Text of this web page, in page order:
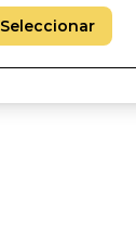
Seleccionar